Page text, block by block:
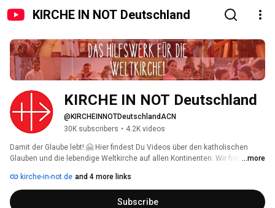
KIRCHE IN NOT Deutschland
KIRCHE IN NOT Deutschland
@KIRCHEINNOTDeutschlandACN
30K subscribers • 4.2K videos
Damit der Glaube lebt! 🤗 Hier findest Du Videos über den katholischen
Glauben und die lebendige Weltkirche auf allen Kontinenten. Wir freuen uns
möchtest: Kanal abonnieren!
...more
kirche-in-not.de and 4 more links
Subscribe